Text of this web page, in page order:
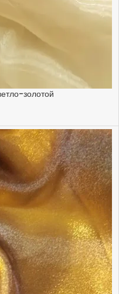
золотой